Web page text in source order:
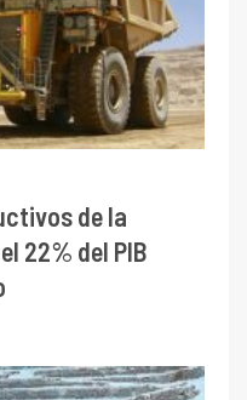
de la
22% del PIB